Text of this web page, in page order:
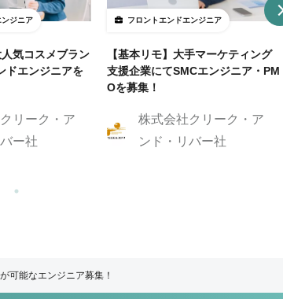
ンジニア
人気コスメブラン
ドエンジニアを
リーク・ア
ー社
フロントエンドエンジニア
【基本リモ】大手マーケティング
支援企業にてSMCエンジニア・PM
Oを募集！
株式会社クリーク・ア
ンド・リバー社
可能なエンジニア募集！